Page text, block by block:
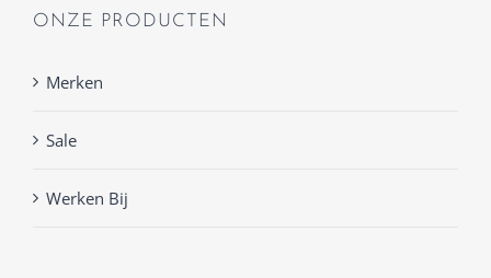
ONZE PRODUCTEN
Merken
Sale
Werken Bij